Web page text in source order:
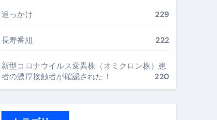
たの寝室に最適解を出す快眠ガイド
足腰と体幹”を育てる選び方＆続け方ガイド
追っかけ 229
長寿番組 222
新型コロナウイルス変異株（オミクロン株）患
者の濃厚接触者が確認された！
220